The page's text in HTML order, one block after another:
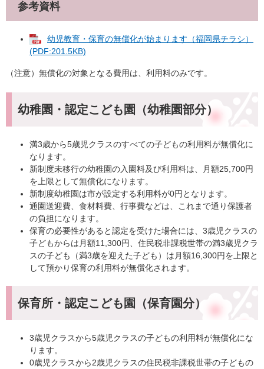
参考資料
幼児教育・保育の無償化が始まります（福岡県チラシ）
(PDF:201.5KB)
（注意）無償化の対象となる費用は、利用料のみです。
幼稚園・認定こども園（幼稚園部分）
満3歳から5歳児クラスのすべての子どもの利用料が無償化に
なります。
新制度未移行の幼稚園の入園料及び利用料は、月額25,700円
を上限として無償化になります。
新制度幼稚園は市が設定する利用料が0円となります。
通園送迎費、食材料費、行事費などは、これまで通り保護者
の負担になります。
保育の必要性があると認定を受けた場合には、3歳児クラスの
子どもからは月額11,300円、住民税非課税世帯の満3歳児クラ
スの子ども（満3歳を迎えた子ども）は月額16,300円を上限と
して預かり保育の利用料が無償化されます。
保育所・認定こども園（保育園分）
3歳児クラスから5歳児クラスの子どもの利用料が無償化にな
ります。
0歳児クラスから2歳児クラスの住民税非課税世帯の子どもの